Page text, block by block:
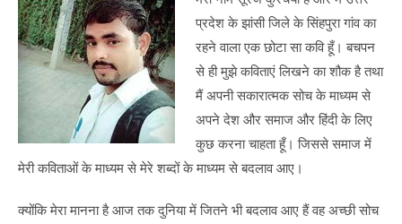
प्रदेश के झांसी जिले के सिंहपुरा गांव का
रहने वाला एक छोटा सा कवि हूँ। बचपन
से ही मुझे कविताएं लिखने का शौक है तथा
मैं अपनी सकारात्मक सोच के माध्यम से
अपने देश और समाज और हिंदी के लिए
कुछ करना चाहता हूँ। जिससे समाज में
मेरी कविताओं के माध्यम से मेरे शब्दों के माध्यम से बदलाव आए।
क्योंकि मेरा मानना है आज तक दुनिया में जितने भी बदलाव आए हैं वह अच्छी सोच